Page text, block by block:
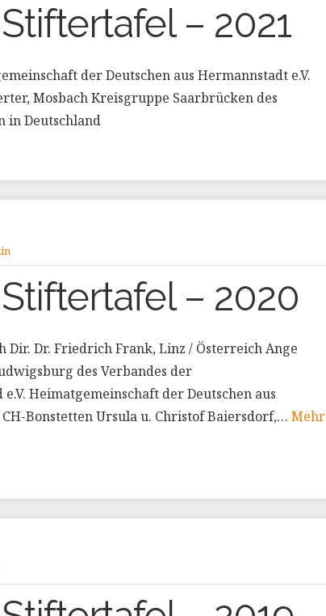
– 2021
der Deutschen aus Hermannstadt e.V.
Mosbach Kreisgruppe Saarbrücken des
in Deutschland
– 2020
Dir. Dr. Friedrich Frank, Linz / Österreich Ange
des Verbandes der
Heimatgemeinschaft der Deutschen aus
Bonstetten Ursula u. Christof Baiersdorf,…Mehr